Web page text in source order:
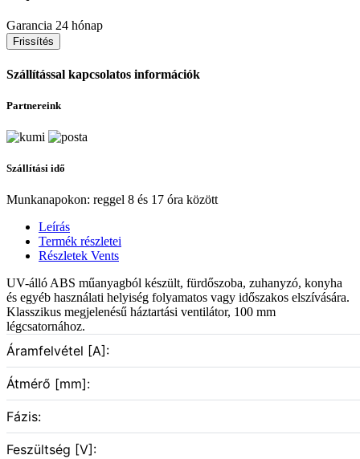
Garancia 24 hónap
Szállítással kapcsolatos információk
Partnereink
Szállítási idő
Munkanapokon: reggel 8 és 17 óra között
Leírás
Termék részletei
Részletek Vents
UV-álló ABS műanyagból készült, fürdőszoba, zuhanyzó, konyha
és egyéb használati helyiség folyamatos vagy időszakos elszívására.
Klasszikus megjelenésű háztartási ventilátor, 100 mm
légcsatornához.
Áramfelvétel [A]:
Átmérő [mm]:
Fázis:
Feszültség [V]: